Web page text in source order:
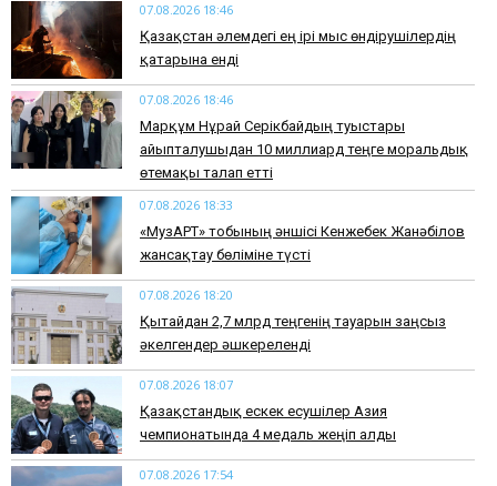
07.08.2026 18:46
Қазақстан әлемдегі ең ірі мыс өндірушілердің
қатарына енді
07.08.2026 18:46
Марқұм Нұрай Серікбайдың туыстары
айыпталушыдан 10 миллиард теңге моральдық
өтемақы талап етті
07.08.2026 18:33
«МузАРТ» тобының әншісі Кенжебек Жанәбілов
жансақтау бөліміне түсті
07.08.2026 18:20
Қытайдан 2,7 млрд теңгенің тауарын заңсыз
әкелгендер әшкереленді
07.08.2026 18:07
Қазақстандық ескек есушілер Азия
чемпионатында 4 медаль жеңіп алды
07.08.2026 17:54